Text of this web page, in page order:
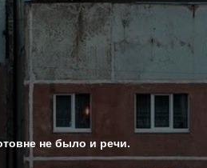
не было и речи.